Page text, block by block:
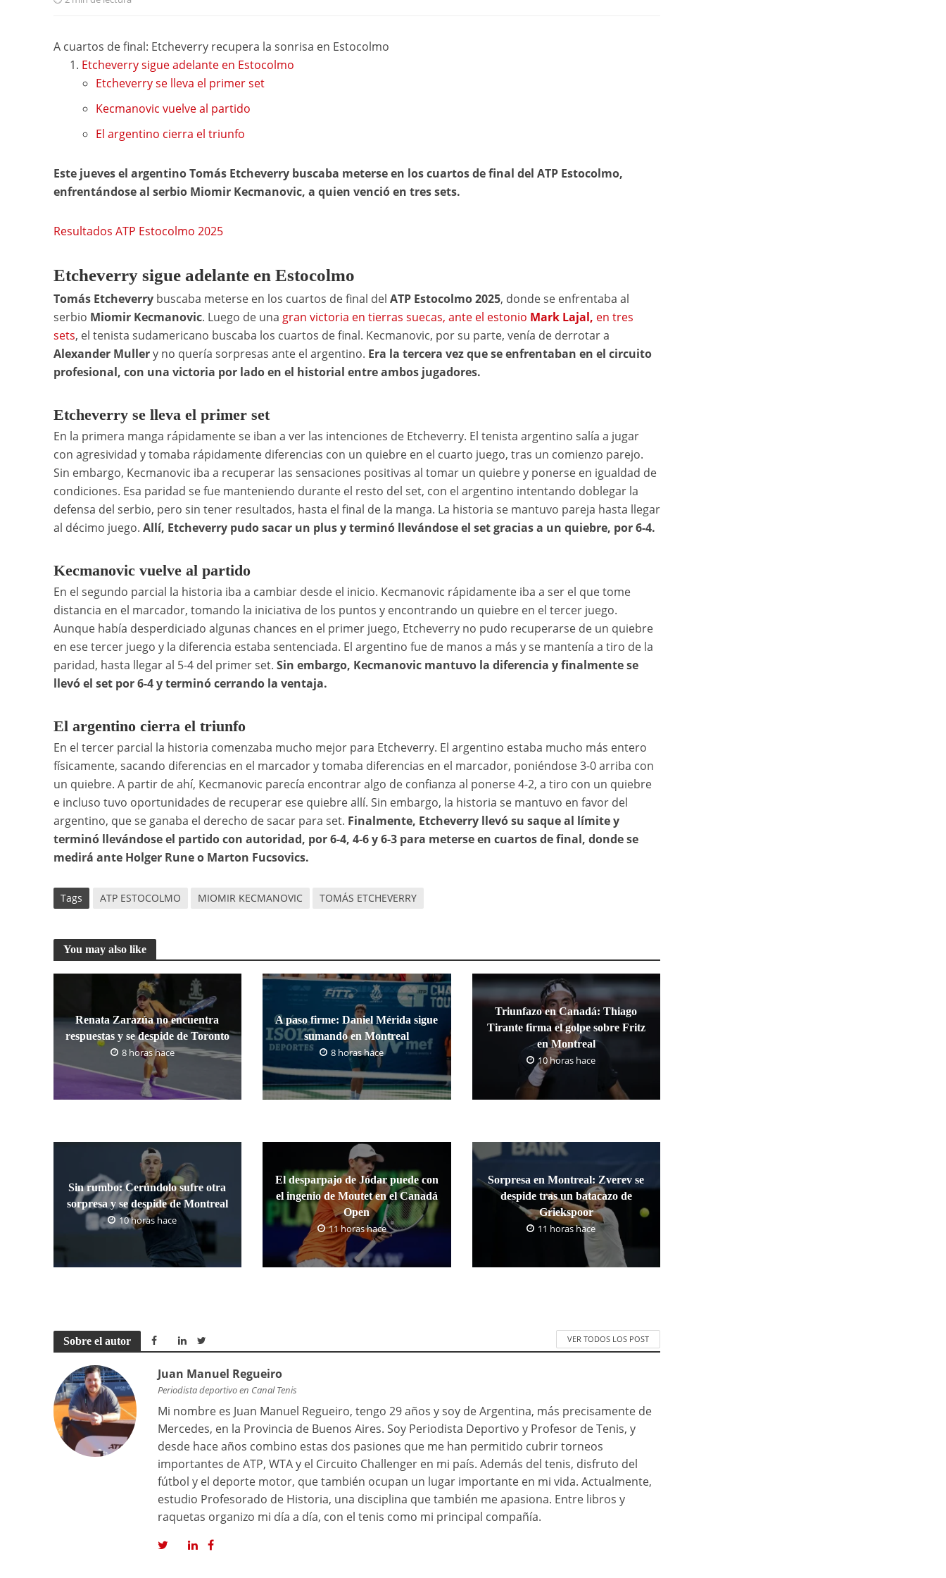
A cuartos de final: Etcheverry recupera la sonrisa en Estocolmo
Etcheverry sigue adelante en Estocolmo
Etcheverry se lleva el primer set
Kecmanovic vuelve al partido
El argentino cierra el triunfo
Este jueves el argentino Tomás Etcheverry buscaba meterse en los cuartos de final del ATP Estocolmo,
enfrentándose al serbio Miomir Kecmanovic, a quien venció en tres sets.
Resultados ATP Estocolmo 2025
Etcheverry sigue adelante en Estocolmo
Tomás Etcheverrybuscaba meterse en los cuartos de final del ATP Estocolmo 2025, donde se enfrentaba al
serbio Miomir Kecmanovic. Luego de una gran victoria en tierras suecas, ante el estonio Mark Lajal, en tres
sets, el tenista sudamericano buscaba los cuartos de final. Kecmanovic, por su parte, venía de derrotar a
Alexander Mullery no quería sorpresas ante el argentino. Era la tercera vez que se enfrentaban en el circuito
profesional, con una victoria por lado en el historial entre ambos jugadores.
Etcheverry se lleva el primer set
En la primera manga rápidamente se iban a ver las intenciones de Etcheverry. El tenista argentino salía a jugar
con agresividad y tomaba rápidamente diferencias con un quiebre en el cuarto juego, tras un comienzo parejo.
Sin embargo, Kecmanovic iba a recuperar las sensaciones positivas al tomar un quiebre y ponerse en igualdad de
condiciones. Esa paridad se fue manteniendo durante el resto del set, con el argentino intentando doblegar la
defensa del serbio, pero sin tener resultados, hasta el final de la manga. La historia se mantuvo pareja hasta llegar
al décimo juego. Allí, Etcheverry pudo sacar un plus y terminó llevándose el set gracias a un quiebre, por 6-4.
Kecmanovic vuelve al partido
En el segundo parcial la historia iba a cambiar desde el inicio. Kecmanovic rápidamente iba a ser el que tome
distancia en el marcador, tomando la iniciativa de los puntos y encontrando un quiebre en el tercer juego.
Aunque había desperdiciado algunas chances en el primer juego, Etcheverry no pudo recuperarse de un quiebre
en ese tercer juego y la diferencia estaba sentenciada. El argentino fue de manos a más y se mantenía a tiro de la
paridad, hasta llegar al 5-4 del primer set. Sin embargo, Kecmanovic mantuvo la diferencia y finalmente se
llevó el set por 6-4 y terminó cerrando la ventaja.
El argentino cierra el triunfo
En el tercer parcial la historia comenzaba mucho mejor para Etcheverry. El argentino estaba mucho más entero
físicamente, sacando diferencias en el marcador y tomaba diferencias en el marcador, poniéndose 3-0 arriba con
un quiebre. A partir de ahí, Kecmanovic parecía encontrar algo de confianza al ponerse 4-2, a tiro con un quiebre
e incluso tuvo oportunidades de recuperar ese quiebre allí. Sin embargo, la historia se mantuvo en favor del
argentino, que se ganaba el derecho de sacar para set. Finalmente, Etcheverry llevó su saque al límite y
terminó llevándose el partido con autoridad, por 6-4, 4-6 y 6-3 para meterse en cuartos de final, donde se
medirá ante Holger Rune o Marton Fucsovics.
Tags ATP ESTOCOLMO MIOMIR KECMANOVIC TOMÁS ETCHEVERRY
You may also like
Renata Zarazúa no encuentra
respuestas y se despide de Toronto
8 horas hace
A paso firme: Daniel Mérida sigue
sumando en Montreal
8 horas hace
Triunfazo en Canadá: Thiago
Tirante firma el golpe sobre Fritz
en Montreal
10 horas hace
Sin rumbo: Cerúndolo sufre otra
sorpresa y se despide de Montreal
10 horas hace
El desparpajo de Jódar puede con
el ingenio de Moutet en el Canadá
Open
11 horas hace
Sorpresa en Montreal: Zverev se
despide tras un batacazo de
Griekspoor
11 horas hace
Sobre el autor VER TODOS LOS POST
Juan Manuel Regueiro
Periodista deportivo en Canal Tenis
Mi nombre es Juan Manuel Regueiro, tengo 29 años y soy de Argentina, más precisamente de
Mercedes, en la Provincia de Buenos Aires. Soy Periodista Deportivo y Profesor de Tenis, y
desde hace años combino estas dos pasiones que me han permitido cubrir torneos
importantes de ATP, WTA y el Circuito Challenger en mi país. Además del tenis, disfruto del
fútbol y el deporte motor, que también ocupan un lugar importante en mi vida. Actualmente,
estudio Profesorado de Historia, una disciplina que también me apasiona. Entre libros y
raquetas organizo mi día a día, con el tenis como mi principal compañía.